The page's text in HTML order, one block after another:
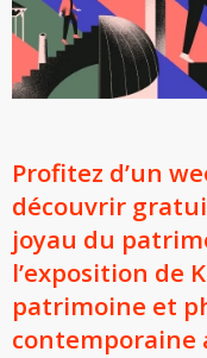
Profitez d’un
découvrir
joyau du
l’exposition de
patrimoine et
contemporaine